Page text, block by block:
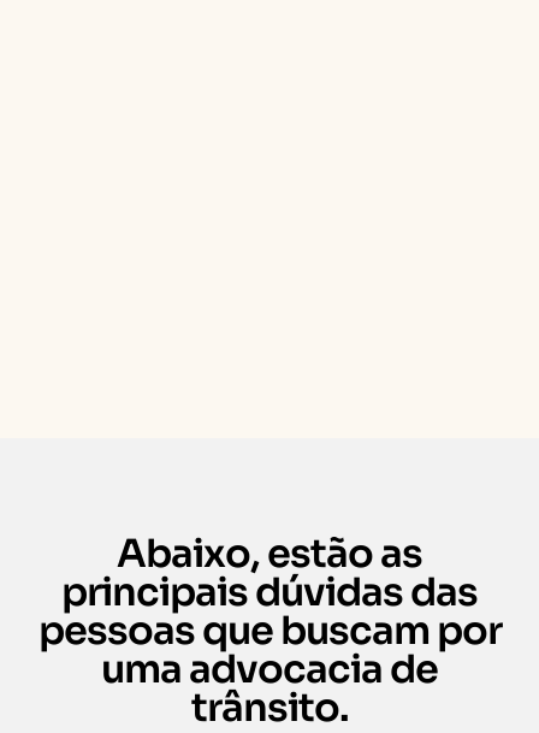
Abaixo, estão as
principais dúvidas das
pessoas que buscam por
uma advocacia de
trânsito.